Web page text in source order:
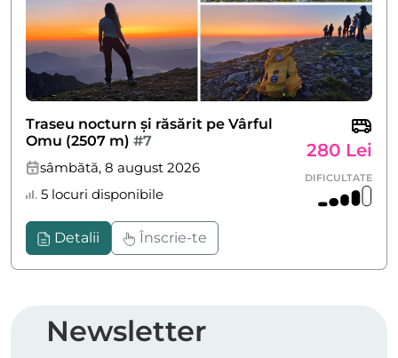
Traseu nocturn și răsărit pe Vârful
Omu (2507 m) #7
sâmbătă, 8 august 2026
5 locuri disponibile
280 Lei
DIFICULTATE
Detalii Înscrie-te
Newsletter